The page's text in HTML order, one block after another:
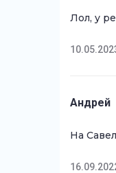
Лол, у
Андрей
На